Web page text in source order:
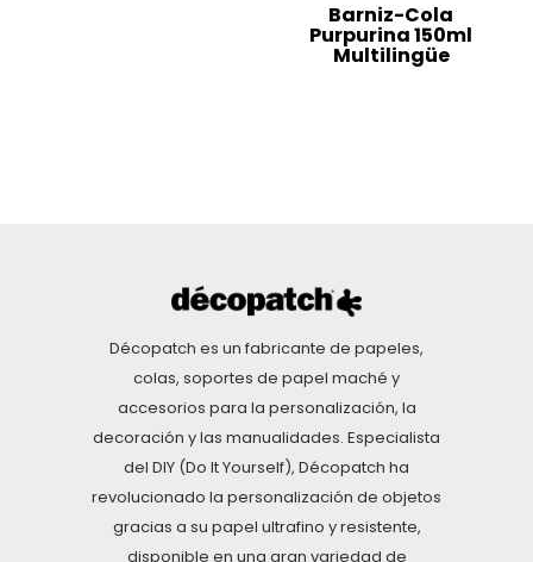
Barniz-Cola
Purpurina 150ml
Multilingüe
Décopatch es un fabricante de papeles,
colas, soportes de papel maché y
accesorios para la personalización, la
decoración y las manualidades. Especialista
del DIY (Do It Yourself), Décopatch ha
revolucionado la personalización de objetos
gracias a su papel ultrafino y resistente,
disponible en una gran variedad de